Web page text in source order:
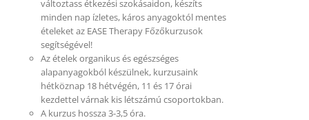
változtass étkezési szokásaidon, készíts
minden nap ízletes, káros anyagoktól mentes
ételeket az EASE Therapy Főzőkurzusok
segítségével!
Az ételek organikus és egészséges
alapanyagokból készülnek, kurzusaink
hétköznap 18 hétvégén, 11 és 17 órai
kezdettel várnak kis létszámú csoportokban.
A kurzus hossza 3-3,5 óra.